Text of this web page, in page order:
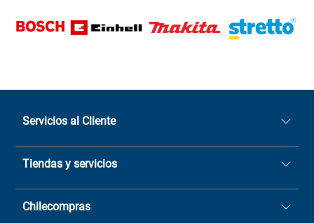
Servicios al Cliente
Quiénes somos
Sucursales
Términos y condiciones
Tiendas y servicios
Casa Matriz: Avenida Chorrillos
2137 San Javier, Fono (73)
Chilecompras